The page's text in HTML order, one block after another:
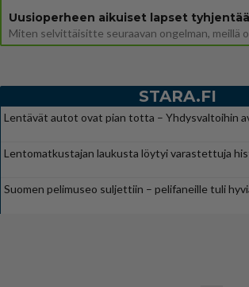
STARA.FI
Lentävät autot ovat pian totta – Yhdysvaltoihin
Lentomatkustajan laukusta löytyi varastettuja
Suomen pelimuseo suljettiin – pelifaneille tuli